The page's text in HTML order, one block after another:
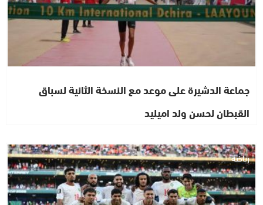
جماعة الدشيرة على موعد مع النسخة الثانية لسباق
القبطان لحسن ولد اميليد
رياضة